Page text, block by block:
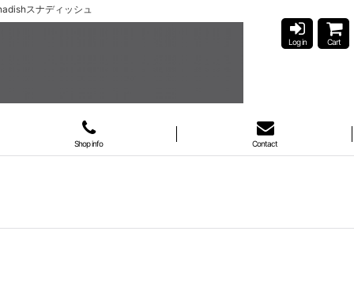
スナディッシュ
Log in Cart
Shop info Contact